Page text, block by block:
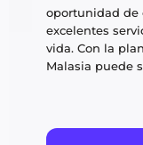
oportunidad de
excelentes
vida. Con la
Malasia puede